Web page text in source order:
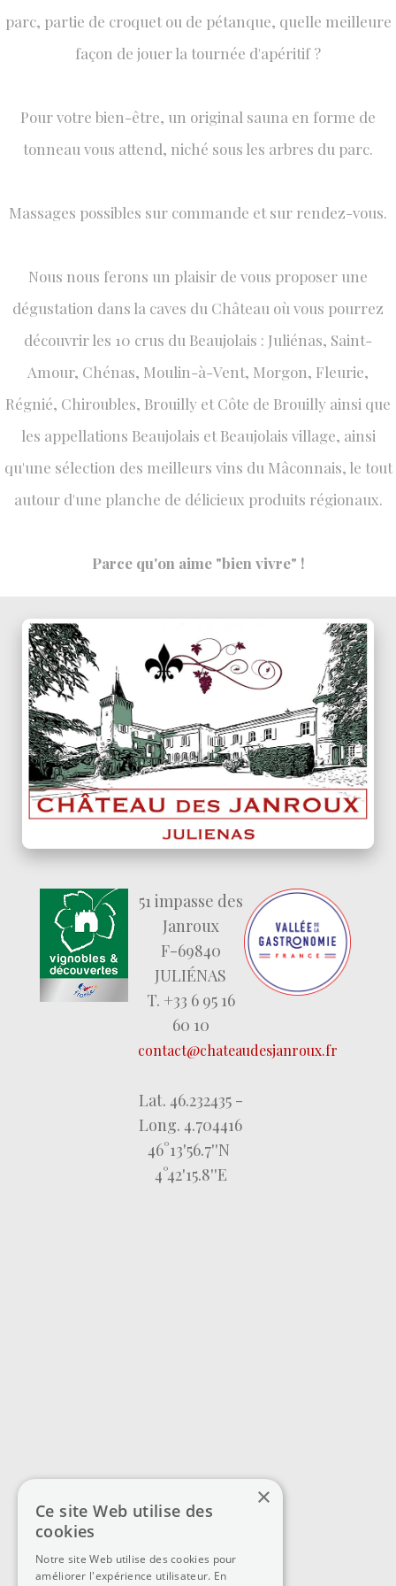
parc, partie de croquet ou de pétanque, quelle meilleure
façon de jouer la tournée d'apéritif ?
​Pour votre bien-être, un original sauna en forme de
tonneau vous attend, niché sous les arbres du parc.
Massages possibles sur commande et sur rendez-vous.
​Nous nous ferons un plaisir de vous proposer une
dégustation dans la caves du Château où vous pourrez
découvrir les 10 crus du Beaujolais : Juliénas, Saint-
Amour, Chénas, Moulin-à-Vent, Morgon, Fleurie,
Régnié, Chiroubles, Brouilly et Côte de Brouilly ainsi que
les appellations Beaujolais et Beaujolais village, ainsi
qu'une sélection des meilleurs vins du Mâconnais, le tout
autour d'une planche de délicieux produits régionaux.
Parce qu'on aime "bien vivre" !
51 impasse des
Janroux
F-69840
JULIÉNAS
T. +33 6 95 16
60 10
contact@chateaudesjanroux.fr
Lat. 46.232435 -
Long. 4.704416
46°13'56.7''N
4°42'15.8''E
×
Ce site Web utilise des
cookies
Notre site Web utilise des cookies pour
améliorer l'expérience utilisateur. En